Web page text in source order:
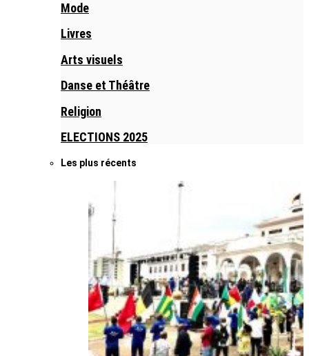
Mode
Livres
Arts visuels
Danse et Théâtre
Religion
ELECTIONS 2025
Les plus récents